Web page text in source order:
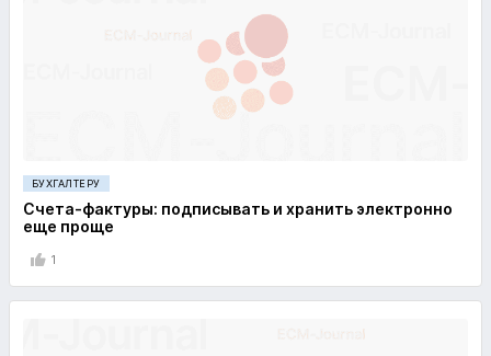
БУХГАЛТЕРУ
Счета-фактуры: подписывать и хранить электронно
еще проще
1